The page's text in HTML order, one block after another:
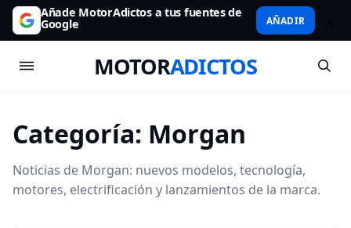
Añade MotorAdictos a tus fuentes de
Google AÑADIR
MOTORADICTOS
Categoría: Morgan
Noticias de Morgan: nuevos modelos, tecnología,
motores, electrificación y lanzamientos de la marca.